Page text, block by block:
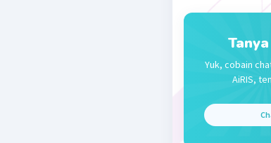
Nanda R
Yuk, cobain
AiRIS,